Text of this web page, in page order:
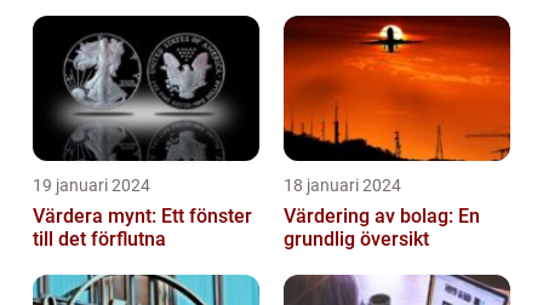
19 januari 2024
Värdera mynt: Ett fönster
till det förflutna
18 januari 2024
Värdering av bolag: En
grundlig översikt